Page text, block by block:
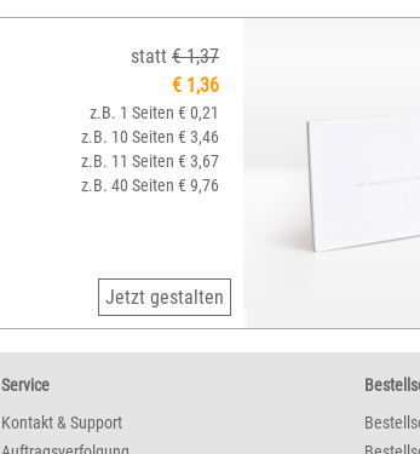
statt € 1,37
€ 1,36
z.B. 1 Seiten € 0,21
z.B. 10 Seiten € 3,46
z.B. 11 Seiten € 3,67
z.B. 40 Seiten € 9,76
Jetzt gestalten
Service
Kontakt & Support